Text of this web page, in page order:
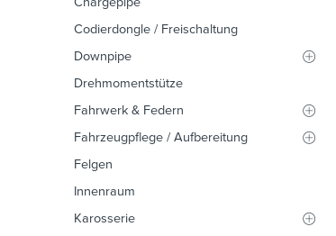
Codierdongle / Freischaltung
Downpipe
Drehmomentstütze
Fahrwerk & Federn
Fahrzeugpflege / Aufbereitung
Felgen
Innenraum
Karosserie